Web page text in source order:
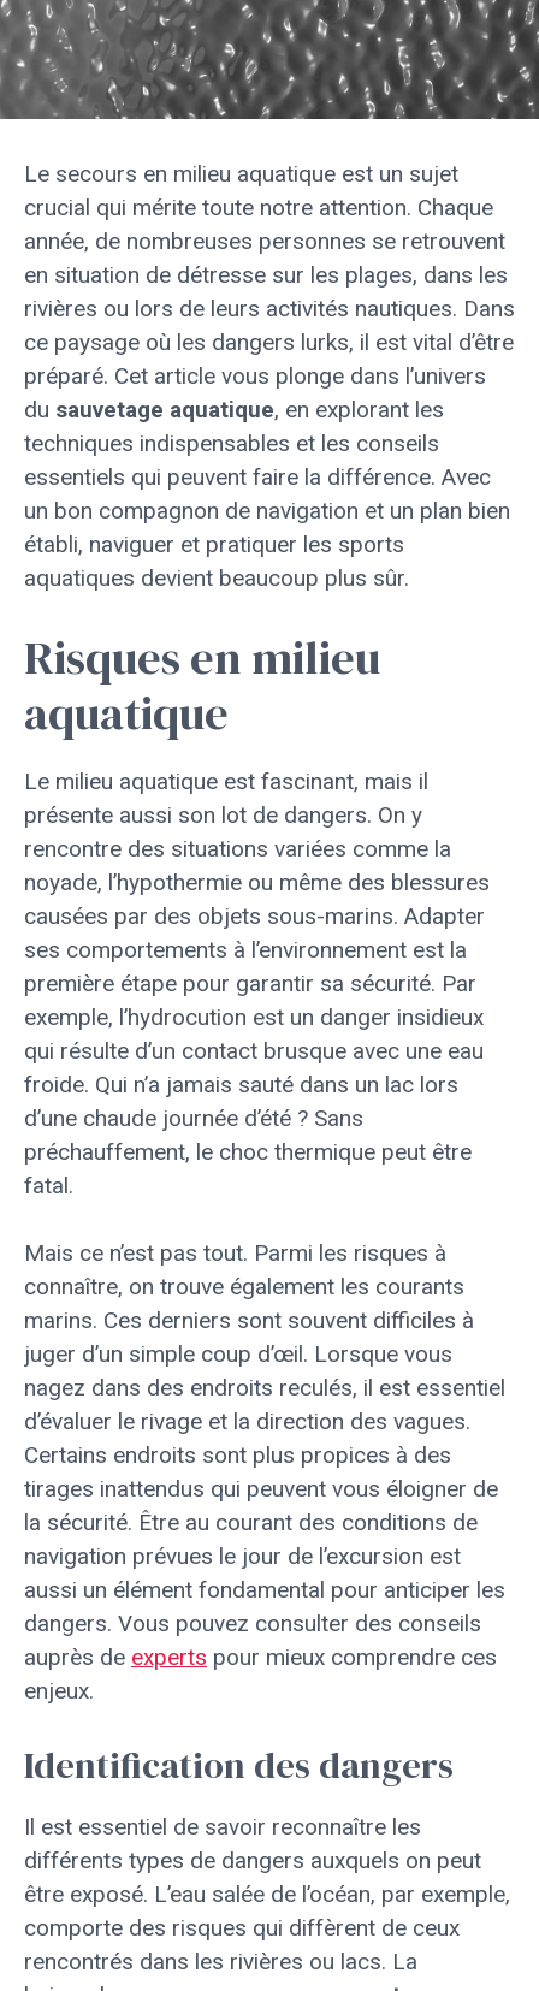
Le secours en milieu aquatique est un sujet
crucial qui mérite toute notre attention. Chaque
année, de nombreuses personnes se retrouvent
en situation de détresse sur les plages, dans les
rivières ou lors de leurs activités nautiques. Dans
ce paysage où les dangers lurks, il est vital d’être
préparé. Cet article vous plonge dans l’univers
du sauvetage aquatique, en explorant les
techniques indispensables et les conseils
essentiels qui peuvent faire la différence. Avec
un bon compagnon de navigation et un plan bien
établi, naviguer et pratiquer les sports
aquatiques devient beaucoup plus sûr.
Risques en milieu
aquatique
Le milieu aquatique est fascinant, mais il
présente aussi son lot de dangers. On y
rencontre des situations variées comme la
noyade, l’hypothermie ou même des blessures
causées par des objets sous-marins. Adapter
ses comportements à l’environnement est la
première étape pour garantir sa sécurité. Par
exemple, l’hydrocution est un danger insidieux
qui résulte d’un contact brusque avec une eau
froide. Qui n’a jamais sauté dans un lac lors
d’une chaude journée d’été ? Sans
préchauffement, le choc thermique peut être
fatal.
Mais ce n’est pas tout. Parmi les risques à
connaître, on trouve également les courants
marins. Ces derniers sont souvent difficiles à
juger d’un simple coup d’œil. Lorsque vous
nagez dans des endroits reculés, il est essentiel
d’évaluer le rivage et la direction des vagues.
Certains endroits sont plus propices à des
tirages inattendus qui peuvent vous éloigner de
la sécurité. Être au courant des conditions de
navigation prévues le jour de l’excursion est
aussi un élément fondamental pour anticiper les
dangers. Vous pouvez consulter des conseils
auprès de experts pour mieux comprendre ces
enjeux.
Identification des dangers
Il est essentiel de savoir reconnaître les
différents types de dangers auxquels on peut
être exposé. L’eau salée de l’océan, par exemple,
comporte des risques qui diffèrent de ceux
rencontrés dans les rivières ou lacs. La